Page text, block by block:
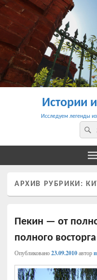
Истории
Исследуем легенды
АРХИВ РУБРИКИ:
Пекин — от
полного восторга
Опубликовано23.09.2010автор